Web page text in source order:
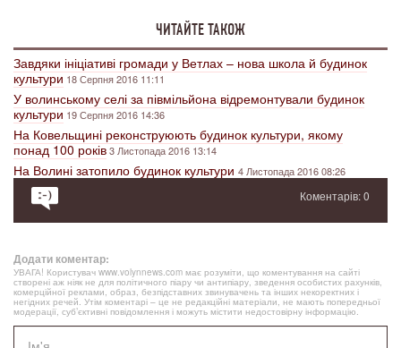
ЧИТАЙТЕ ТАКОЖ
Завдяки ініціативі громади у Ветлах – нова школа й будинок
культури 18 Серпня 2016 11:11
У волинському селі за півмільйона відремонтували будинок
культури 19 Серпня 2016 14:36
На Ковельщині реконструюють будинок культури, якому
понад 100 років3 Листопада 2016 13:14
На Волині затопило будинок культури 4 Листопада 2016 08:26
Коментарів: 0
Додати коментар:
УВАГА! Користувач www.volynnews.com має розуміти, що коментування на сайті
створені аж ніяк не для політичного піару чи антипіару, зведення особистих рахунків,
комерційної реклами, образ, безпідставних звинувачень та інших некоректних і
негідних речей. Утім коментарі – це не редакційні матеріали, не мають попередньої
модерації, суб’єктивні повідомлення і можуть містити недостовірну інформацію.